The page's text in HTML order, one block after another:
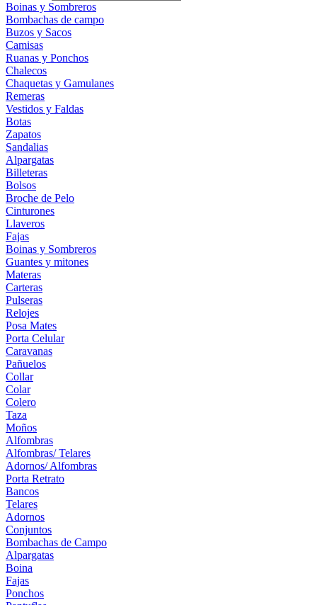
Boinas y Sombreros
Bombachas de campo
Buzos y Sacos
Camisas
Ruanas y Ponchos
Chalecos
Chaquetas y Gamulanes
Remeras
Vestidos y Faldas
Botas
Zapatos
Sandalias
Alpargatas
Billeteras
Bolsos
Broche de Pelo
Cinturones
Llaveros
Fajas
Boinas y Sombreros
Guantes y mitones
Materas
Carteras
Pulseras
Relojes
Posa Mates
Porta Celular
Caravanas
Pañuelos
Collar
Colar
Colero
Taza
Moños
Alfombras
Alfombras/ Telares
Adornos/ Alfombras
Porta Retrato
Bancos
Telares
Adornos
Conjuntos
Bombachas de Campo
Alpargatas
Boina
Fajas
Ponchos